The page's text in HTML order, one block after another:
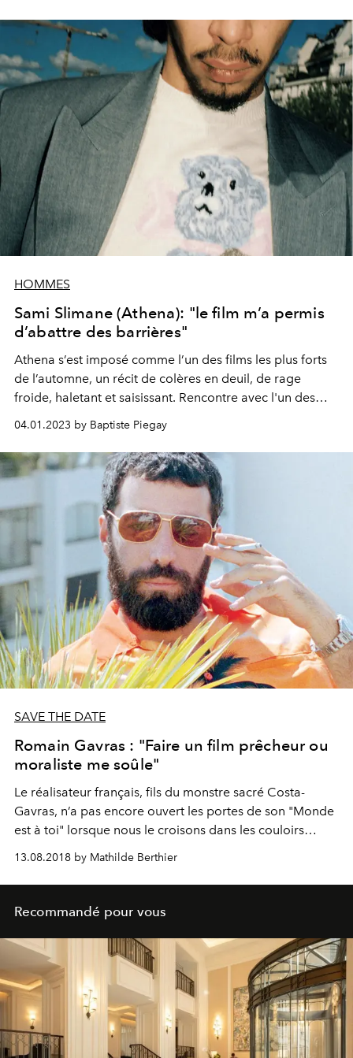
HOMMES
Sami Slimane (Athena): "le film m’a permis
d’abattre des barrières"
Athena s’est imposé comme l’un des films les plus forts
de l’automne, un récit de colères en deuil, de rage
froide, haletant et saisissant. Rencontre avec l'un des
04.01.2023 by Baptiste Piegay
SAVE THE DATE
Romain Gavras : "Faire un film prêcheur ou
moraliste me soûle"
Le réalisateur français, fils du monstre sacré Costa-
Gavras, n’a pas encore ouvert les portes de son "Monde
est à toi" lorsque nous le croisons dans les couloirs
claquettes-chaussettes. Projeté quatre heures plus tard,
devant la brochette Adjani, Cassel, Amamra, Leklou et
900 cinéphiles en presque fracs, le long-métrage, en
salles ce mercredi 15 août, électrise...
13.08.2018 by Mathilde Berthier
Recommandé pour vous